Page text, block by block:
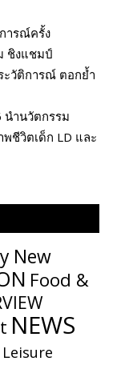
ารณ์ครั้ง
ชิงแชมป์
ะวัติการณ์ ตอกย้ำ
นำนวัตกรรม
ชีวิตเด็ก LD และ
New
Food &
NEWS